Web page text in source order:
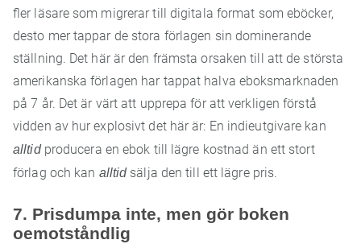
fler läsare som migrerar till digitala format som eböcker,
desto mer tappar de stora förlagen sin dominerande
ställning. Det här är den främsta orsaken till att de största
amerikanska förlagen har tappat halva eboksmarknaden
på 7 år. Det är värt att upprepa för att verkligen förstå
vidden av hur explosivt det här är: En indieutgivare kan
alltidproducera en ebok till lägre kostnad än ett stort
förlag och kan alltidsälja den till ett lägre pris.
7. Prisdumpa inte, men gör boken
oemotståndlig